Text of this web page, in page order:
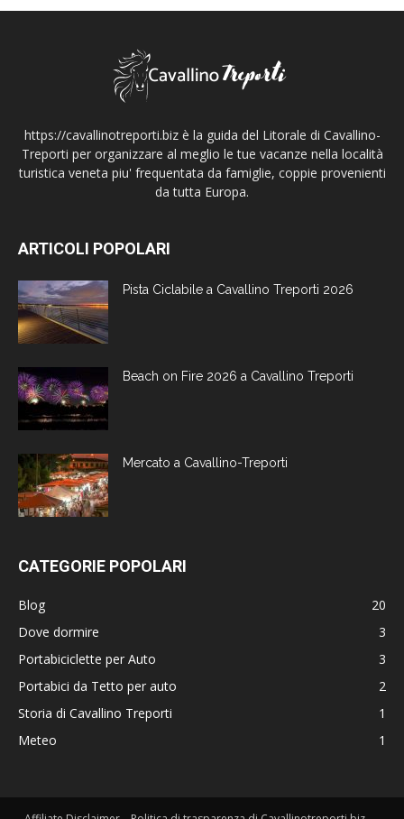
https://cavallinotreporti.biz è la guida del Litorale di Cavallino-
Treporti per organizzare al meglio le tue vacanze nella località
turistica veneta piu' frequentata da famiglie, coppie provenienti
da tutta Europa.
ARTICOLI POPOLARI
Pista Ciclabile a Cavallino Treporti 2026
Beach on Fire 2026 a Cavallino Treporti
Mercato a Cavallino-Treporti
CATEGORIE POPOLARI
Blog
20
Dove dormire
3
Portabiciclette per Auto
3
Portabici da Tetto per auto
2
Storia di Cavallino Treporti
1
Meteo
1